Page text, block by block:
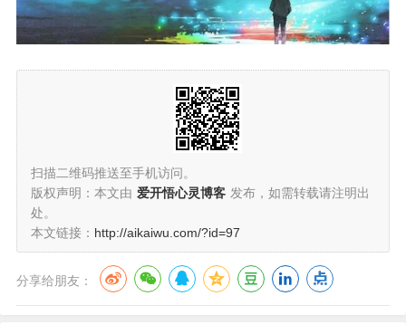
扫描二维码推送至手机访问。
版权声明：本文由 爱开悟心灵博客 发布，如需转载请注明出
处。
本文链接： http://aikaiwu.com/?id=97
分享给朋友：